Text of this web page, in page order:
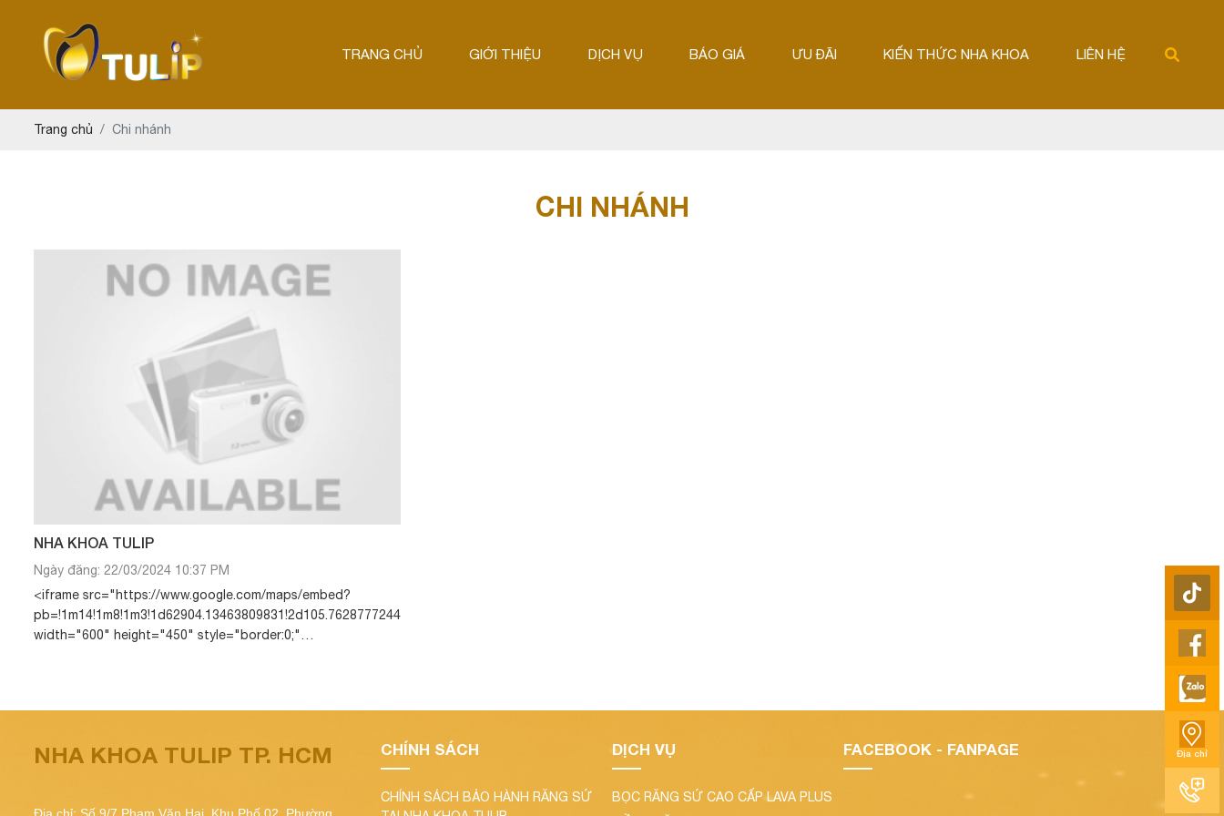
TRANG CHỦ GIỚI THIỆU DỊCH VỤ BÁO GIÁ ƯU ĐÃI KIẾN THỨC NHA KHOA LIÊN HỆ
Trang chủ Chi nhánh
CHI NHÁNH
NHA KHOA TULIP
Ngày đăng: 22/03/2024 10:37 PM
<iframe src="https://www.google.com/maps/embed?
width="600" height="450" style="border:0;"
NHA KHOA TULIP TP. HCM CHÍNH SÁCH
CHÍNH SÁCH BẢO HÀNH RĂNG SỨ
DỊCH VỤ
BỌC RĂNG SỨ CAO CẤP LAVA PLUS
FACEBOOK - FANPAGE Địa chỉ